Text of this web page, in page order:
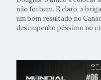
não foi bem. E claro, a
um bom resultado no
desempenho péssimo no